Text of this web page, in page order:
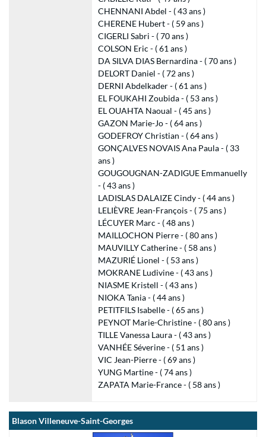
CHENNANI Abdel - ( 43 ans )
CHERENE Hubert - ( 59 ans )
CIGERLI Sabri - ( 70 ans )
COLSON Eric - ( 61 ans )
DA SILVA DIAS Bernardina - ( 70 ans )
DELORT Daniel - ( 72 ans )
DERNI Abdelkader - ( 61 ans )
EL FOUKAHI Zoubida - ( 53 ans )
EL OUAHTA Naoual - ( 45 ans )
GAZON Marie-Jo - ( 64 ans )
GODEFROY Christian - ( 64 ans )
GONÇALVES NOVAIS Ana Paula - ( 33
ans )
GOUGOUGNAN-ZADIGUE Emmanuelly
- ( 43 ans )
LADISLAS DALAIZE Cindy - ( 44 ans )
LELIÈVRE Jean-François - ( 75 ans )
LÉCUYER Marc - ( 48 ans )
MAILLOCHON Pierre - ( 80 ans )
MAUVILLY Catherine - ( 58 ans )
MAZURIÉ Lionel - ( 53 ans )
MOKRANE Ludivine - ( 43 ans )
NIASME Kristell - ( 43 ans )
NIOKA Tania - ( 44 ans )
PETITFILS Isabelle - ( 65 ans )
PEYNOT Marie-Christine - ( 80 ans )
TILLE Vanessa Laura - ( 43 ans )
VANHÉE Séverine - ( 51 ans )
VIC Jean-Pierre - ( 69 ans )
YUNG Martine - ( 74 ans )
ZAPATA Marie-France - ( 58 ans )
Blason Villeneuve-Saint-Georges